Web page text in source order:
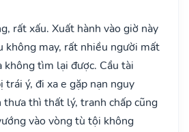
rất xấu. Xuất hành vào giờ này
không may, rất nhiều người mất
không tìm lại được. Cầu tài
trái ý, đi xa e gặp nạn nguy
thưa thì thất lý, tranh chấp cũng
vào vòng tù tội không